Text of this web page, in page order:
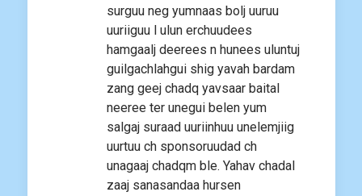
surguu neg yumnaas bolj uuruu
uuriiguu l ulun erchuudees
hamgaalj deerees n hunees uluntuj
guilgachlahgui shig yavah bardam
zang geej chadq yavsaar baital
neeree ter unegui belen yum
salgaj suraad uuriinhuu unelemjiig
uurtuu ch sponsoruudad ch
unagaaj chadqm ble. Yahav chadal
zaaj sanasandaa hursen